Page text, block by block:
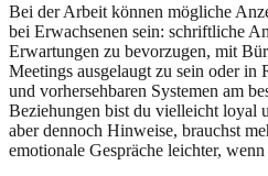
Bei der Arbeit können mögliche
bei Erwachsenen sein: schriftliche
Erwartungen zu bevorzugen, mit
Meetings ausgelaugt zu sein oder
und vorhersehbaren Systemen am
Beziehungen bist du vielleicht loyal
aber dennoch Hinweise, brauchst
emotionale Gespräche leichter,